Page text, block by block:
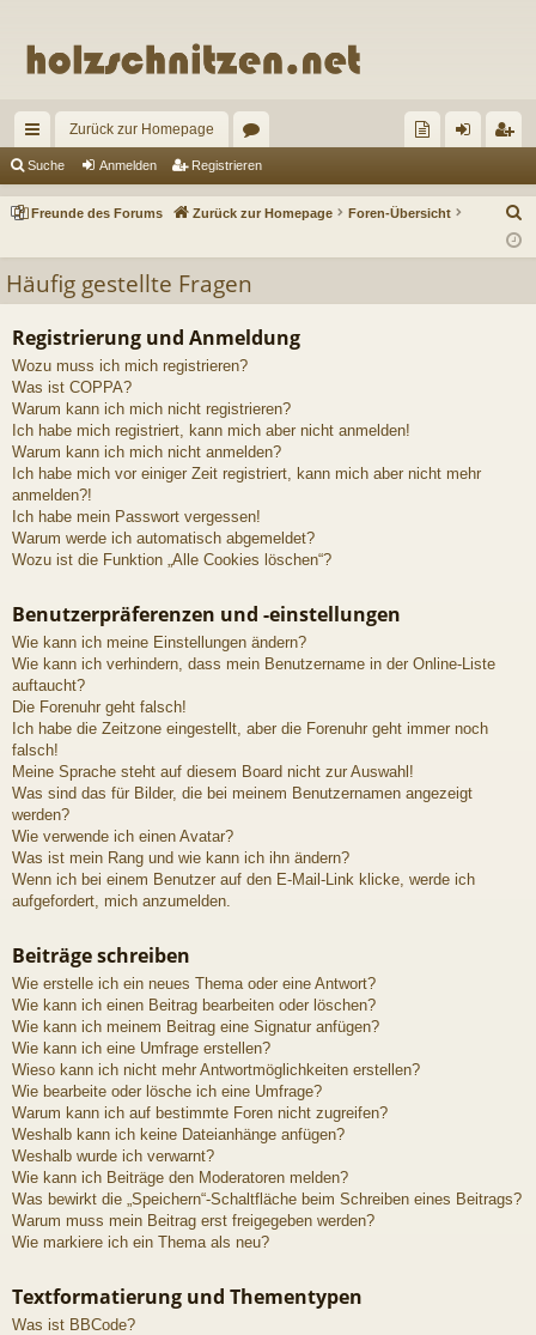
ch
ne
riff
Zurück zur Homepage
or
en un
s
m
n
ist
rie
n
Suche Anmelden Registrieren
Freunde des Forums Zurück zur Homepage Foren-Übersicht
Häufig gestellte Fragen
Registrierung und Anmeldung
Wozu muss ich mich registrieren?
Was ist COPPA?
Warum kann ich mich nicht registrieren?
Ich habe mich registriert, kann mich aber nicht anmelden!
Warum kann ich mich nicht anmelden?
Ich habe mich vor einiger Zeit registriert, kann mich aber nicht mehr
anmelden?!
Ich habe mein Passwort vergessen!
Warum werde ich automatisch abgemeldet?
Wozu ist die Funktion „Alle Cookies löschen“?
Benutzerpräferenzen und -einstellungen
Wie kann ich meine Einstellungen ändern?
Wie kann ich verhindern, dass mein Benutzername in der Online-Liste
auftaucht?
Die Forenuhr geht falsch!
Ich habe die Zeitzone eingestellt, aber die Forenuhr geht immer noch
falsch!
Meine Sprache steht auf diesem Board nicht zur Auswahl!
Was sind das für Bilder, die bei meinem Benutzernamen angezeigt
werden?
Wie verwende ich einen Avatar?
Was ist mein Rang und wie kann ich ihn ändern?
Wenn ich bei einem Benutzer auf den E-Mail-Link klicke, werde ich
aufgefordert, mich anzumelden.
Beiträge schreiben
Wie erstelle ich ein neues Thema oder eine Antwort?
Wie kann ich einen Beitrag bearbeiten oder löschen?
Wie kann ich meinem Beitrag eine Signatur anfügen?
Wie kann ich eine Umfrage erstellen?
Wieso kann ich nicht mehr Antwortmöglichkeiten erstellen?
Wie bearbeite oder lösche ich eine Umfrage?
Warum kann ich auf bestimmte Foren nicht zugreifen?
Weshalb kann ich keine Dateianhänge anfügen?
Weshalb wurde ich verwarnt?
Wie kann ich Beiträge den Moderatoren melden?
Was bewirkt die „Speichern“-Schaltfläche beim Schreiben eines Beitrags?
Warum muss mein Beitrag erst freigegeben werden?
Wie markiere ich ein Thema als neu?
Textformatierung und Thementypen
Was ist BBCode?